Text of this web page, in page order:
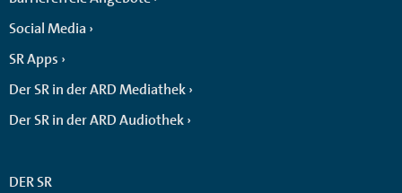
Social Media
SR Apps
Der SR in der ARD Mediathek
Der SR in der ARD Audiothek
DER SR